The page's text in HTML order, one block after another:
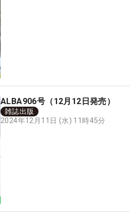
ALBA906号（12月12日発売）
雑誌出版
2024年12月11日 (水) 11時45分